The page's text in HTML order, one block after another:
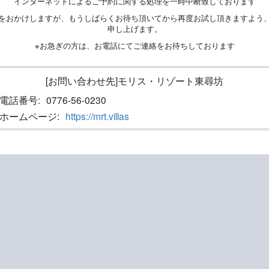
おかけしますが、もうしばらくお待ち頂いてから再度お試し頂きますよう
申し上げます。
※お急ぎの方は、お電話にてご連絡をお待ちしております
[お問い合わせ先]モリス・リゾート東尋坊
電話番号: 0776-56-0230
ホームページ: https://mrt.villas